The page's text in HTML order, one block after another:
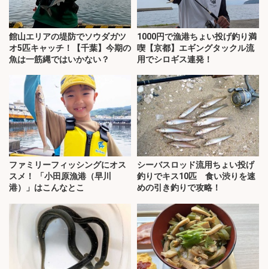
館山エリアの堤防でソウダガツ
オ5匹キャッチ！【千葉】今期の
魚は一筋縄ではいかない？
1000円で漁港ちょい投げ釣り満
喫【京都】エギングタックル流
用でシロギス連発！
ファミリーフィッシングにオス
スメ！ 「小田原漁港（早川
港）」はこんなとこ
シーバスロッド流用ちょい投げ
釣りでキス10匹 食い渋りを速
めの引き釣りで攻略！